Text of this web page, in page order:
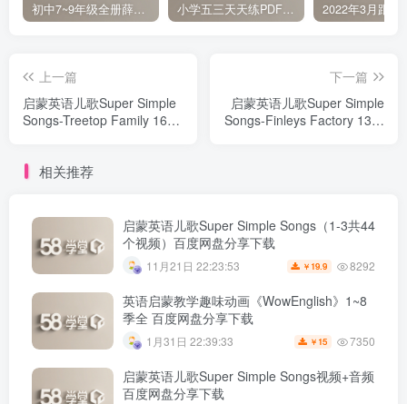
初中7~9年级全册薛金星中学教材全解PDF 百度网盘分享下载 小学五三天天练PDF（压缩打包）百度网盘分享下载
上一篇
启蒙英语儿歌Super Simple
Songs-Treetop Family 16个
下一篇
启蒙英语儿歌Super Simple
Songs-Finleys Factory 13个
相关推荐
启蒙英语儿歌Super Simple Songs（1-3共44
个视频）百度网盘分享下载
11月21日 22:23:53 ￥ 19.9 8292
英语启蒙教学趣味动画《WowEnglish》1~8
季全 百度网盘分享下载
1月31日 22:39:33 ￥ 15 7350
启蒙英语儿歌Super Simple Songs视频+音频
百度网盘分享下载